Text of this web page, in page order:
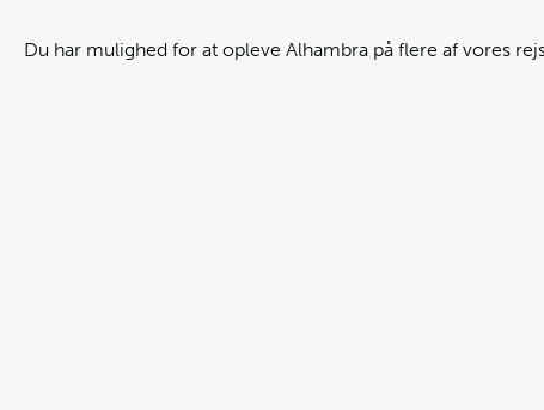
Du har mulighed for at opleve Alhambra på flere af vores